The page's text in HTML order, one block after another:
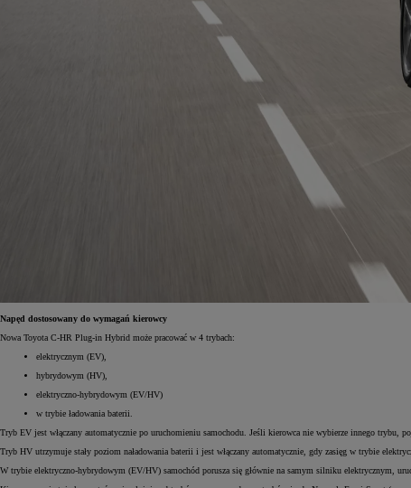
Napęd dostosowany do wymagań kierowcy
Nowa Toyota C-HR Plug-in Hybrid może pracować w 4 trybach:
elektrycznym (EV),
hybrydowym (HV),
elektryczno-hybrydowym (EV/HV)
w trybie ładowania baterii.
Tryb EV jest włączany automatycznie po uruchomieniu samochodu. Jeśli kierowca nie wybierze innego trybu,
Tryb HV utrzymuje stały poziom naładowania baterii i jest włączany automatycznie, gdy zasięg w trybie
W trybie elektryczno-hybrydowym (EV/HV) samochód porusza się głównie na samym silniku elektrycznym,